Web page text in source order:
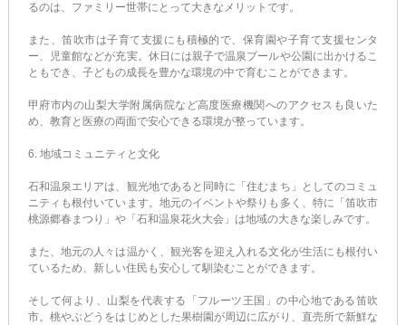
るのは、ファミリー世帯にとって大きなメリットです。
また、笛吹市は子育て支援にも積極的で、保育園や子育て支援センタ
ー、児童館などが充実。休日には親子で温泉プールや公園に出かけるこ
ともでき、子どもの成長を豊かな環境の中で育むことができます。
甲府市内の山梨大学附属病院など高度医療機関へのアクセスも良いた
め、教育と医療の両面で安心できる環境が整っています。
6. 地域コミュニティと文化
石和温泉エリアは、観光地であると同時に「住むまち」としてのコミュ
ニティも根付いています。地元のイベントや祭りも多く、特に「笛吹市
桃源郷春まつり」や「石和温泉花火大会」は地域の大きな楽しみです。
また、地元の人々は温かく、観光客を迎え入れる文化が生活にも根付い
ているため、新しい住民も安心して馴染むことができます。
そして何より、山梨を代表する「フルーツ王国」の中心地である笛吹
市。桃やぶどうをはじめとした果樹園が周辺に広がり、直売所で新鮮な